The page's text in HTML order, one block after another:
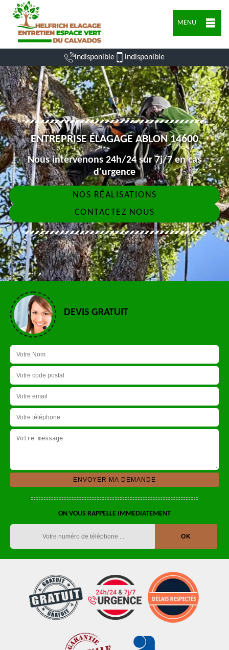
MENU
indisponible indisponible
ENTREPRISE ÉLAGAGE ABLON 14600
Nous intervenons 24h/24 sur 7j/7 en cas
d'urgence
NOS RÉALISATIONS
CONTACTEZ NOUS
DEVIS GRATUIT
ON VOUS RAPPELLE IMMEDIATEMENT